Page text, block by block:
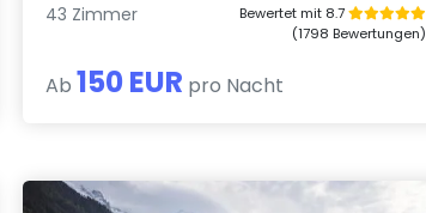
43 Zimmer
Bewertet mit 8.7
(1798 Bewertungen)
Ab150 EUR pro Nacht